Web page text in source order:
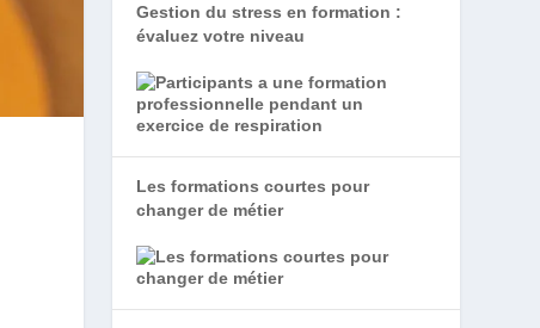
Gestion du stress en formation :
évaluez votre niveau
Les formations courtes pour
changer de métier